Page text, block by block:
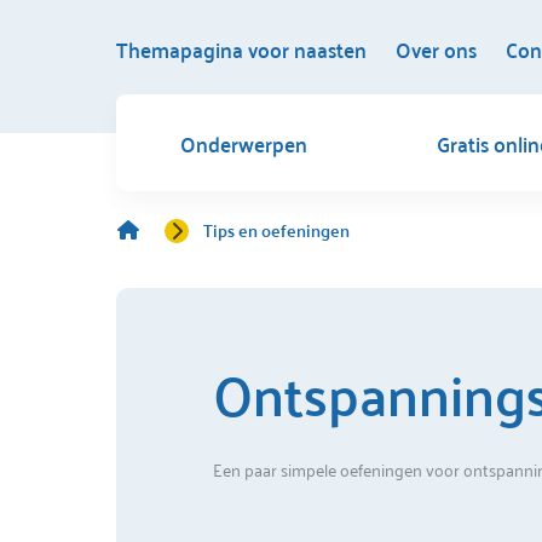
Themapagina voor naasten Over ons
Onderwerpen Gratis
Een paar simpele oefeningen voor
Tips en oefeningen